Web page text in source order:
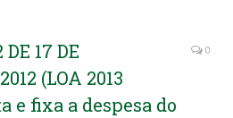
17 DE
(LOA 2013
e fixa a despesa do
0